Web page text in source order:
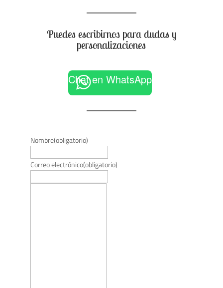
Puedes escribirnos para dudas y
personalizaciones
Chat en WhatsApp
Nombre(obligatorio)
Correo electrónico(obligatorio)